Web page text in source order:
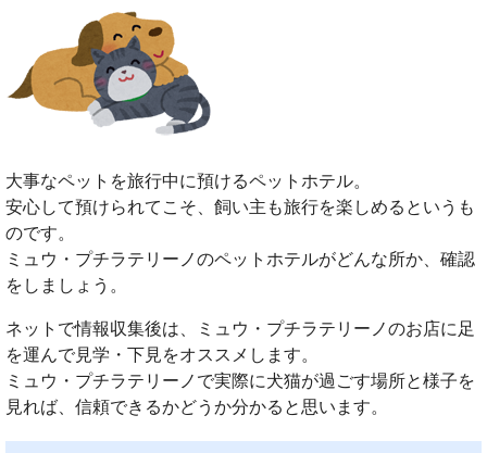
大事なペットを旅行中に預けるペットホテル。
安心して預けられてこそ、飼い主も旅行を楽しめるというも
のです。
ミュウ・プチラテリーノのペットホテルがどんな所か、確認
をしましょう。
ネットで情報収集後は、ミュウ・プチラテリーノのお店に足
を運んで見学・下見をオススメします。
ミュウ・プチラテリーノで実際に犬猫が過ごす場所と様子を
見れば、信頼できるかどうか分かると思います。